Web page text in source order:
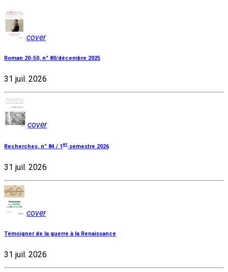
cover
Roman 20-50, n° 80/décembre 2025
31 juil. 2026
cover
Recherches, n° 84 / 1 er semestre 2026
31 juil. 2026
cover
Témoigner de la guerre à la Renaissance
31 juil. 2026